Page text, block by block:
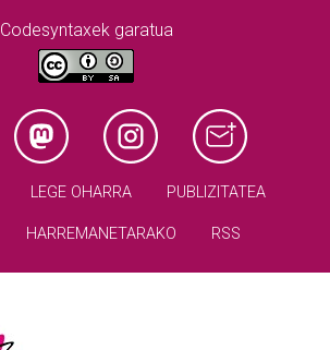
Codesyntaxek garatua
LEGE OHARRA PUBLIZITATEA
HARREMANETARAKO RSS